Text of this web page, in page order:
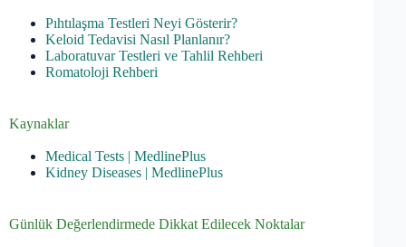
Pıhtılaşma Testleri Neyi Gösterir?
Keloid Tedavisi Nasıl Planlanır?
Laboratuvar Testleri ve Tahlil Rehberi
Romatoloji Rehberi
Kaynaklar
Medical Tests | MedlinePlus
Kidney Diseases | MedlinePlus
Günlük Değerlendirmede Dikkat Edilecek Noktalar